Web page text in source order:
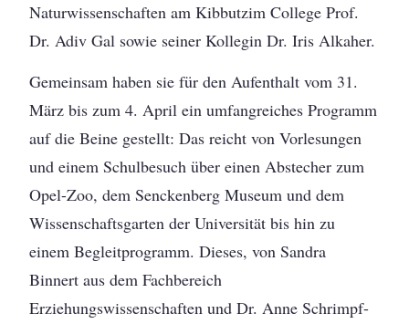
Naturwissenschaften am Kibbutzim College Prof.
Dr. Adiv Gal sowie seiner Kollegin Dr. Iris Alkaher.
Gemeinsam haben sie für den Aufenthalt vom 31.
März bis zum 4. April ein umfangreiches Programm
auf die Beine gestellt: Das reicht von Vorlesungen
und einem Schulbesuch über einen Abstecher zum
Opel-Zoo, dem Senckenberg Museum und dem
Wissenschaftsgarten der Universität bis hin zu
einem Begleitprogramm. Dieses, von Sandra
Binnert aus dem Fachbereich
Erziehungswissenschaften und Dr. Anne Schrimpf-